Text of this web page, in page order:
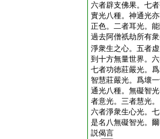
六者辟支佛果。七
實光八種。神通光
正色。二者耳光。
過去阿僧祇劫所有
淨衆生之心。五者
到十方無量世界。
七者功徳莊嚴光。
智慧莊嚴光。爲壞
通光八種。無礙智
者意光。三者慧光
六者淨衆生心光。
是名八無礙智光。
説偈言